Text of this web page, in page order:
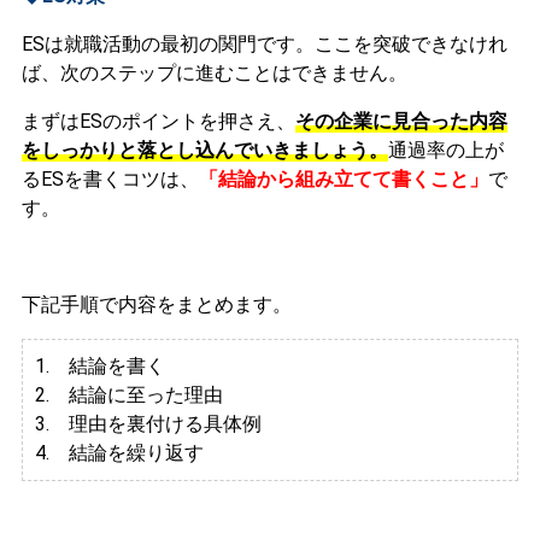
ESは就職活動の最初の関門です。ここを突破できなけれ
ば、次のステップに進むことはできません。
まずはESのポイントを押さえ、 その企業に見合った内容
をしっかりと落とし込んでいきましょう。通過率の上が
るESを書くコツは、
「結論から組み立てて書くこと」 で
す。
下記手順で内容をまとめます。
1. 結論を書く
2. 結論に至った理由
3. 理由を裏付ける具体例
4. 結論を繰り返す